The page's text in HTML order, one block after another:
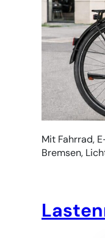
Mit Fahrrad,
Bremsen,